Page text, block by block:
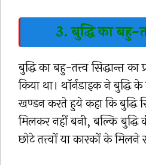
3. बुद्धि का बहु-
बुद्धि का बहु-तत्त्व सिद्धान्त का
किया था। थॉर्नडाइक ने बुद्धि के
खण्डन करते हुये कहा कि बुद्धि
मिलकर नहीं बनी, बल्कि
छोटे तत्त्वों या कारकों के मिलने